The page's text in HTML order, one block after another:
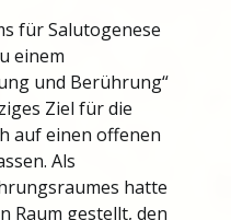
für Salutogenese
einem
und Berührung“
Ziel für die
auf einen offenen
Als
hatte
Raum gestellt, den